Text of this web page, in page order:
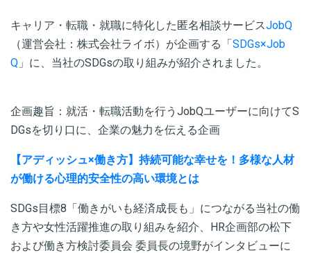
キャリア・転職・就職に特化した匿名相談サービスJobQ
（運営会社：株式会社ライボ）が企画する「SDGs×Job
Q 」 に、当社のSDGsの取り組みが紹介されました。
企画趣旨： 就活・転職活動を行うJobQユーザーに向けてS
DGsを切り口に、企業の魅力を伝える企画
【アディッシュ×働き方】持続可能な幸せを！多様な人材
が働ける心理的安全性の高い環境とは
SDGs目標8「働きがいも経済成長も」につながる当社の働
き方や女性活躍推進の取り組みを紹介、HR企画部の松下
および働き方検討委員会 委員長の境野がインタビューに